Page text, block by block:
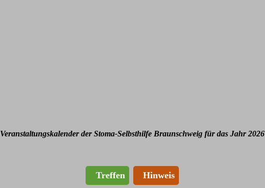
Veranstaltungskalender der Stoma-Selbsthilfe Braunschweig für das Jahr 2026
Treffen Hinweis